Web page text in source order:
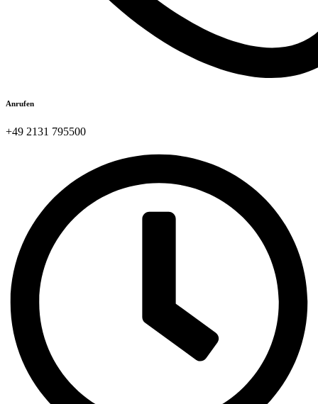
Anrufen
+49 2131 795500​